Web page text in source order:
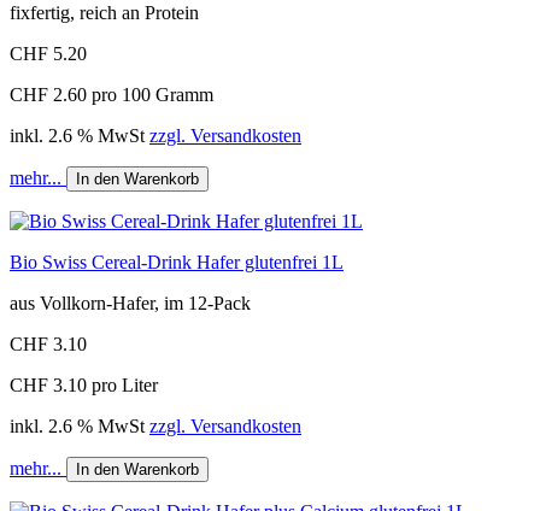
fixfertig, reich an Protein
CHF 5.20
CHF 2.60 pro 100 Gramm
inkl. 2.6 % MwSt zzgl. Versandkosten
mehr... In den Warenkorb
Bio Swiss Cereal-Drink Hafer glutenfrei 1L
aus Vollkorn-Hafer, im 12-Pack
CHF 3.10
CHF 3.10 pro Liter
inkl. 2.6 % MwSt zzgl. Versandkosten
mehr... In den Warenkorb